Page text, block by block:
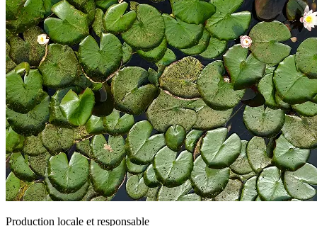
Production locale et responsable